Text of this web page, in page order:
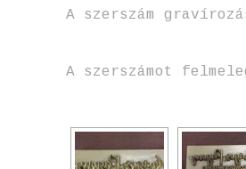
A szerszám
A szerszámot